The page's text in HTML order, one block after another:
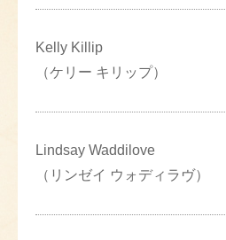
Kelly Killip
（ケリー キリップ）
Lindsay Waddilove
（リンゼイ ウォディラヴ）